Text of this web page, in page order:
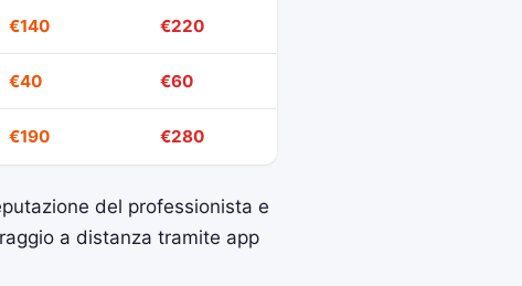
€140 €220
€40 €60
€190 €280
del professionista e
a distanza tramite app